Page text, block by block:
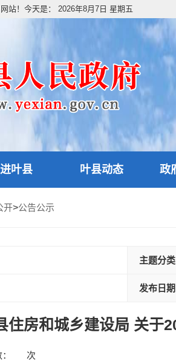
站！今天是： 2026年8月7日 星期五
叶县 叶县动态 政
开>公告公示
主题分类
发布日期
住房和城乡建设局 关于
次